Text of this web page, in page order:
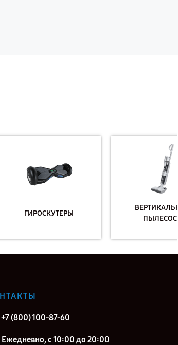
ВЕРТИКАЛЬНЫЕ
+7 (800) 100-87-60
Ежедневно, с 10:00 до 20:00